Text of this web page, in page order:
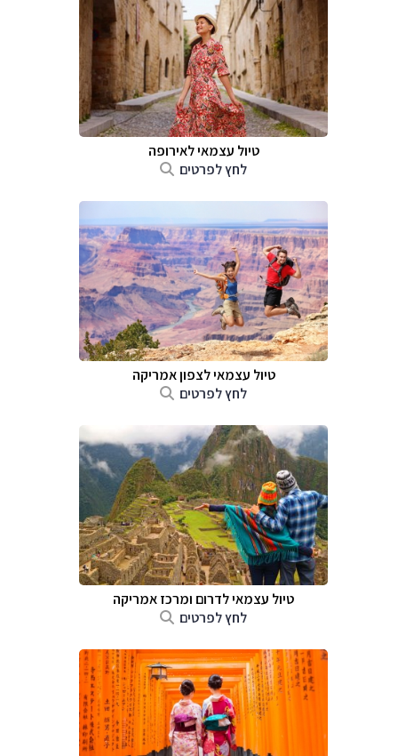
טיול עצמאי לאירופה
לחץ לפרטים
טיול עצמאי לצפון אמריקה
לחץ לפרטים
טיול עצמאי לדרום ומרכז אמריקה
לחץ לפרטים